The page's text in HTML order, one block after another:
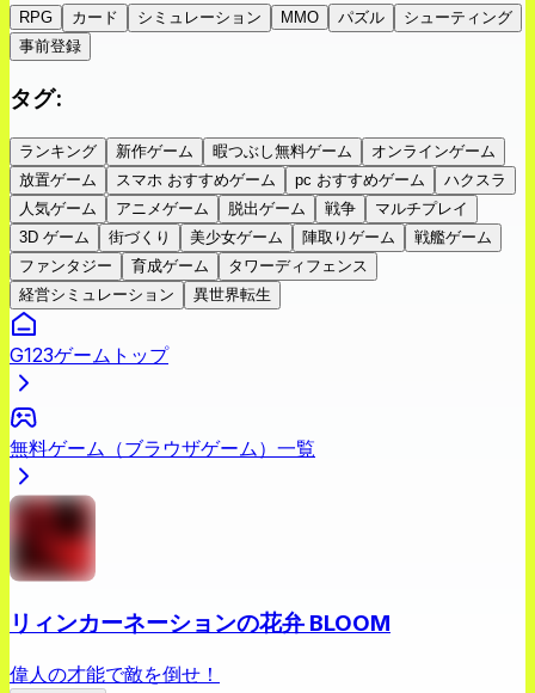
RPG カード シミュレーション MMO パズル
シューティング
事前登録
タグ:
ランキング 新作ゲーム 暇つぶし無料ゲーム
オンラインゲーム
放置ゲーム
スマホ おすすめゲーム pc おすすめゲーム
ハクスラ
人気ゲーム
アニメゲーム 脱出ゲーム 戦争
マルチプレイ
3D ゲーム
街づくり 美少女ゲーム 陣取りゲーム
戦艦ゲーム
ファンタジー
育成ゲーム
タワーディフェンス
経営シミュレーション
異世界転生
G123ゲームトップ
無料ゲーム（ブラウザゲーム）一覧
リィンカーネーションの花弁 BLOOM
偉人の才能で敵を倒せ！